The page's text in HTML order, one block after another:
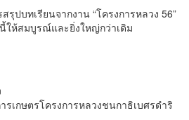
รุปบทเรียนจากงาน “โครงการหลวง 56”
ให้สมบูรณ์และยิ่งใหญ่กว่าเดิม
เกษตรโครงการหลวงชนกาธิเบศรดำริ